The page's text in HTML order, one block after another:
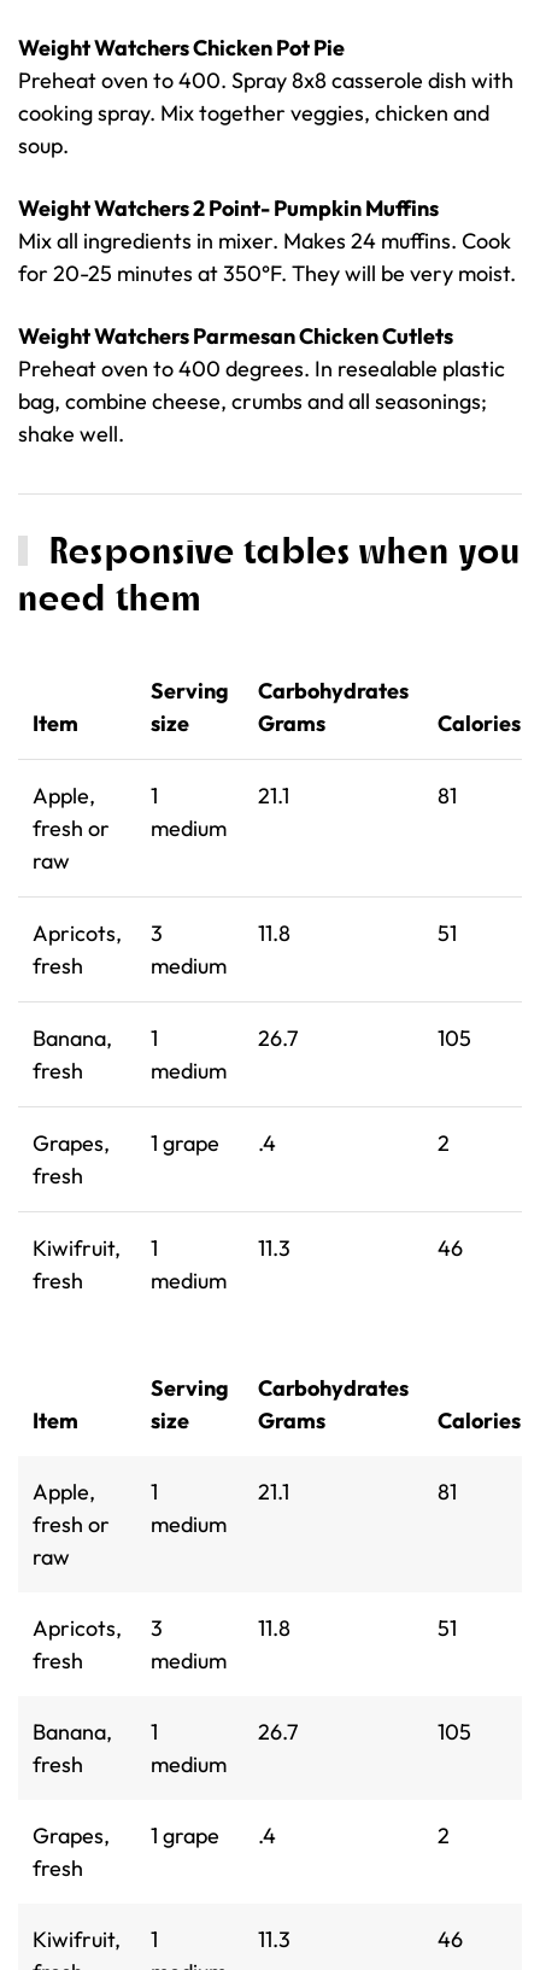
Weight Watchers Chicken Pot Pie
Preheat oven to 400. Spray 8x8 casserole dish with
cooking spray. Mix together veggies, chicken and
soup.
Weight Watchers 2 Point- Pumpkin Muffins
Mix all ingredients in mixer. Makes 24 muffins. Cook
for 20-25 minutes at 350°F. They will be very moist.
Weight Watchers Parmesan Chicken Cutlets
Preheat oven to 400 degrees. In resealable plastic
bag, combine cheese, crumbs and all seasonings;
shake well.
Responsive tables when you
need them
Item
Serving
size
Carbohydrates
Grams
Calories
Apple,
fresh or
raw
1
medium
21.1 81
Apricots,
fresh
3
medium
11.8 51
Banana,
fresh
1
medium
26.7 105
Grapes,
fresh
1 grape .4 2
Kiwifruit,
fresh
1
medium
11.3 46
Item
Serving
size
Carbohydrates
Grams
Calories
Apple,
fresh or
raw
1
medium
21.1 81
Apricots,
fresh
3
medium
11.8 51
Banana,
fresh
1
medium
26.7 105
Grapes,
fresh
1 grape .4 2
Kiwifruit,
1
11.3 46